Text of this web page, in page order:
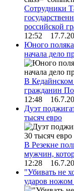
Сотрудники
российской
12:52
Юного
начала дело
В
гражданин
12:48
Дуэт
тысяч евро
В Резекне
мужчин,
12:28
"Убивать не
ударов ножом